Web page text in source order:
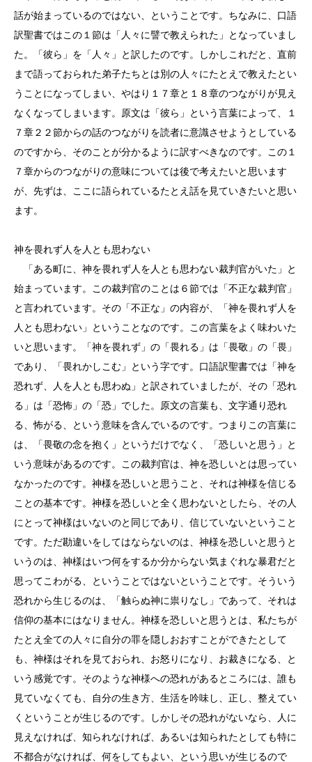
話が始まっているのではない、ということです。ちなみに、口語
訳聖書ではこの１節は「人々に譬で教えられた」となっていまし
た。「彼ら」を「人々」と訳したのです。しかしこれだと、直前
まで語っておられた弟子たちとは別の人々にたとえで教えたとい
うことになってしまい、やはり１７章と１８章のつながりが見え
なくなってしまいます。原文は「彼ら」という言葉によって、１
７章２２節からの話のつながりを読者に意識させようとしている
のですから、そのことが分かるように訳すべきなのです。この１
７章からのつながりの意味については後で考えたいと思います
が、先ずは、ここに語られているたとえ話を見ていきたいと思い
ます。
神を畏れず人を人とも思わない
「ある町に、神を畏れず人を人とも思わない裁判官がいた」と
始まっています。この裁判官のことは６節では「不正な裁判官」
と言われています。その「不正な」の内容が、「神を畏れず人を
人とも思わない」ということなのです。この言葉をよく味わいた
いと思います。「神を畏れず」の「畏れる」は「畏敬」の「畏」
であり、「畏れかしこむ」という字です。口語訳聖書では「神を
恐れず、人を人とも思わぬ」と訳されていましたが、その「恐れ
る」は「恐怖」の「恐」でした。原文の言葉も、文字通り恐れ
る、怖がる、という意味を含んでいるのです。つまりこの言葉に
は、「畏敬の念を抱く」というだけでなく、「恐しいと思う」と
いう意味があるのです。この裁判官は、神を恐しいとは思ってい
なかったのです。神様を恐しいと思うこと、それは神様を信じる
ことの基本です。神様を恐しいと全く思わないとしたら、その人
にとって神様はいないのと同じであり、信じていないということ
です。ただ勘違いをしてはならないのは、神様を恐しいと思うと
いうのは、神様はいつ何をするか分からない気まぐれな暴君だと
思ってこわがる、ということではないということです。そういう
恐れから生じるのは、「触らぬ神に祟りなし」であって、それは
信仰の基本にはなりません。神様を恐しいと思うとは、私たちが
たとえ全ての人々に自分の罪を隠しおおすことができたとして
も、神様はそれを見ておられ、お怒りになり、お裁きになる、と
いう感覚です。そのような神様への恐れがあるところには、誰も
見ていなくても、自分の生き方、生活を吟味し、正し、整えてい
くということが生じるのです。しかしその恐れがないなら、人に
見えなければ、知られなければ、あるいは知られたとしても特に
不都合がなければ、何をしてもよい、という思いが生じるので